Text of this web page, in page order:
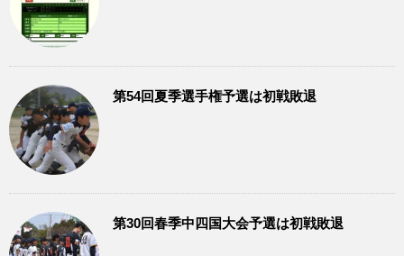
第54回夏季選手権予選は初戦敗退
第30回春季中四国大会予選は初戦敗退